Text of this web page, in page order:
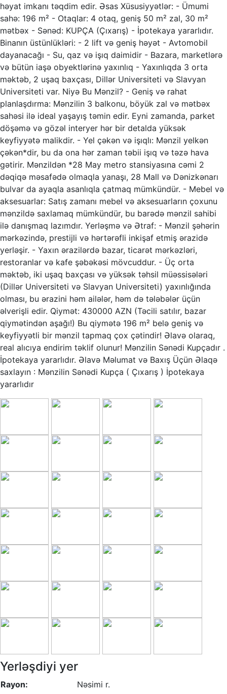
həyat imkanı təqdim edir. Əsas Xüsusiyyətlər: - Ümumi
sahə: 196 m² - Otaqlar: 4 otaq, geniş 50 m² zal, 30 m²
mətbəx - Sənəd: KUPÇA (Çıxarış) - İpotekaya yararlıdır.
Binanın üstünlükləri: - 2 lift və geniş həyət - Avtomobil
dayanacağı - Su, qaz və işıq daimidir - Bazara, marketlərə
və bütün iaşə obyektlərinə yaxınlıq - Yaxınlıqda 3 orta
məktəb, 2 uşaq baxçası, Dillər Universiteti və Slavyan
Universiteti var. Niyə Bu Mənzil? - Geniş və rahat
planlaşdırma: Mənzilin 3 balkonu, böyük zal və mətbəx
sahəsi ilə ideal yaşayış təmin edir. Eyni zamanda, parket
döşəmə və gözəl interyer hər bir detalda yüksək
keyfiyyətə malikdir. - Yel çəkən və işıqlı: Mənzil yelkən
çəkən*dir, bu da ona hər zaman təbii işıq və təzə hava
gətirir. Mənzildən *28 May metro stansiyasına cəmi 2
dəqiqə məsafədə olmaqla yanaşı, 28 Mall və Dənizkənarı
bulvar da ayaqla asanlıqla çatmaq mümkündür. - Mebel və
aksesuarlar: Satış zamanı mebel və aksesuarların çoxunu
mənzildə saxlamaq mümkündür, bu barədə mənzil sahibi
ilə danışmaq lazımdır. Yerləşmə və Ətraf: - Mənzil şəhərin
mərkəzində, prestijli və hərtərəfli inkişaf etmiş ərazidə
yerləşir. - Yaxın ərazilərdə bazar, ticarət mərkəzləri,
restoranlar və kafe şəbəkəsi mövcuddur. - Üç orta
məktəb, iki uşaq baxçası və yüksək təhsil müəssisələri
(Dillər Universiteti və Slavyan Universiteti) yaxınlığında
olması, bu ərazini həm ailələr, həm də tələbələr üçün
əlverişli edir. Qiymət: 430000 AZN (Təcili satılır, bazar
qiymətindən aşağı!) Bu qiymətə 196 m² belə geniş və
keyfiyyətli bir mənzil tapmaq çox çətindir! Əlavə olaraq,
real alıcıya endirim təklif olunur! Mənzilin Sənədi Kupçadır .
İpotekaya yararlıdır. Əlavə Məlumat və Baxış Üçün Əlaqə
saxlayın : Mənzilin Sənədi Kupça ( Çıxarış ) İpotekaya
yararlıdır
Yerləşdiyi yer
Rayon: Nəsimi r.